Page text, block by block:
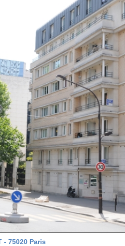
- 75020 Paris